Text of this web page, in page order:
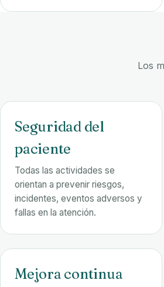
Los
Seguridad del
paciente
Todas las actividades se
orientan a prevenir riesgos,
incidentes, eventos adversos y
fallas en la atención.
Mejora continua